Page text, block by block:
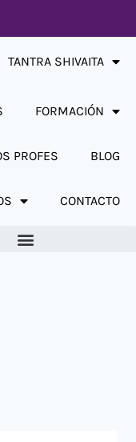
TANTRA SHIVAITA
FORMACIÓN
PROFES BLOG
CONTACTO